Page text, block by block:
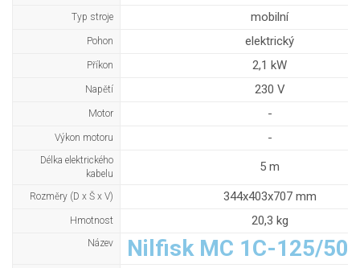
Typ stroje mobilní
Pohon elektrický
Příkon 2,1 kW
Napětí 230 V
Motor -
Výkon motoru -
Délka elektrického
kabelu
5 m
Rozměry (D x Š x V) 344x403x707 mm
Hmotnost 20,3 kg
Název Nilfisk MC 1C-125/